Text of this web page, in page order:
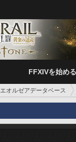
FFXIVを始める
エオルゼアデータベース